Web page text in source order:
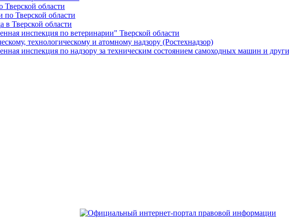
Тверской области
Тверской области
в Тверской области
инспекция по ветеринарии" Тверской области
технологическому и атомному надзору (Ростехнадзор)
инспекция по надзору за техническим состоянием самоходных машин и